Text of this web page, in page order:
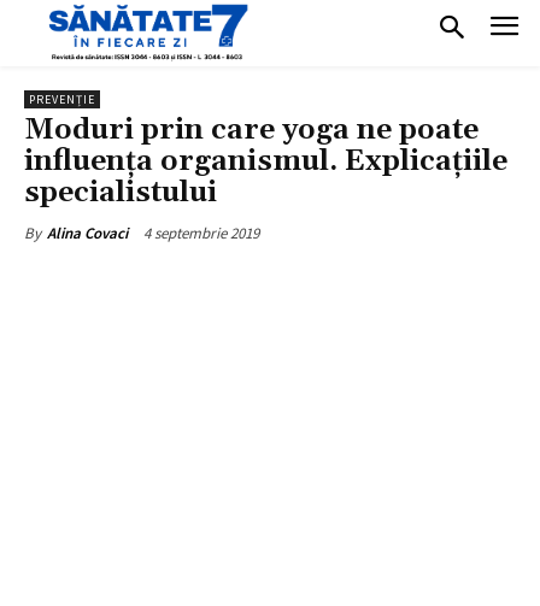
PREVENȚIE
Moduri prin care yoga ne poate
influența organismul. Explicațiile
specialistului
By Alina Covaci 4 septembrie 2019